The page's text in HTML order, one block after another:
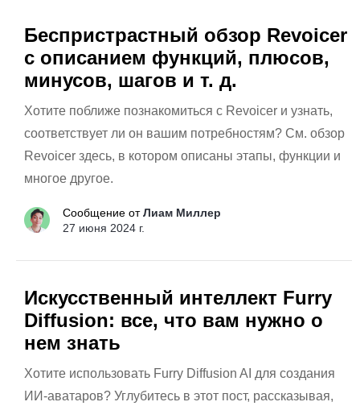
Беспристрастный обзор Revoicer
с описанием функций, плюсов,
минусов, шагов и т. д.
Хотите поближе познакомиться с Revoicer и узнать,
соответствует ли он вашим потребностям? См. обзор
Revoicer здесь, в котором описаны этапы, функции и
многое другое.
Сообщение отЛиам Миллер
27 июня 2024 г.
Искусственный интеллект Furry
Diffusion: все, что вам нужно о
нем знать
Хотите использовать Furry Diffusion AI для создания
ИИ-аватаров? Углубитесь в этот пост, рассказывая,